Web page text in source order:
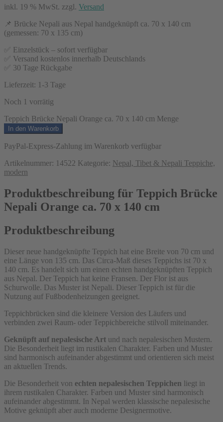
inkl. 19 % MwSt. zzgl. Versand
📌 Brücke Nepali aus Nepal handgeknüpft ca. 70 x 140 cm
(gemessen: 70 x 135 cm)
✅ Einzelstück – sofort verfügbar
✅ Versand kostenlos innerhalb Deutschlands
✅ 30 Tage Rückgabe
Lieferzeit: 1-3 Tage
Noch 1 vorrätig
Teppich Brücke Nepali Orange ca. 70 x 140 cm Menge
In den Warenkorb
PayPal-Express-Zahlung im Warenkorb verfügbar
Artikelnummer: 14522 Kategorie: Nepal, Tibet & Nepali Teppiche,
modern
Produktbeschreibung für Teppich Brücke
Nepali Orange ca. 70 x 140 cm
Produktbeschreibung
Dieser neue handgeknüpfte Teppich hat eine Breite von 70 cm und
eine Länge von 135 cm. Das Circa-Maß dieses Teppichs ist 70 x
140 cm. Es handelt sich um einen echten handgeknüpften Teppich
aus Nepal. Der Teppich hat keine Fransen. Der Flor ist aus
Schurwolle. Das Muster ist Nepali. Dieser Teppich ist für die
Nutzung auf Fußbodenheizungen geeignet.
Teppichbrücken sind die kleinere Version des Läufers und
verbinden zwei Raum- oder Teppichbereiche stilvoll miteinander.
Geknüpft auf nepalesische Art und nach nepalesischen Mustern.
Die Besonderheit liegt im rustikalen Charakter. Farben und Muster
sind harmonisch aufeinander abgestimmt und orientieren sich meist
an aktuellen Trends.
Die Besonderheit von echten nepalesischen Teppichen liegt in
ihrem rustikalen Charakter. Farben und Muster sind harmonisch
aufeinander abgestimmt. In Nepal werden klassische nepalesische
Motive geknüpft aber auch moderne Designermotive.